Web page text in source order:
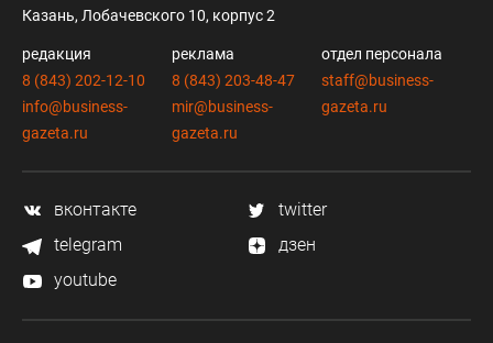
Казань, Лобачевского 10, корпус 2
редакция
8 (843) 202-12-10
info@business-
gazeta.ru
реклама
8 (843) 203-48-47
mir@business-
gazeta.ru
отдел персонала
staff@business-
gazeta.ru
вконтакте
twitter
telegram
дзен
youtube